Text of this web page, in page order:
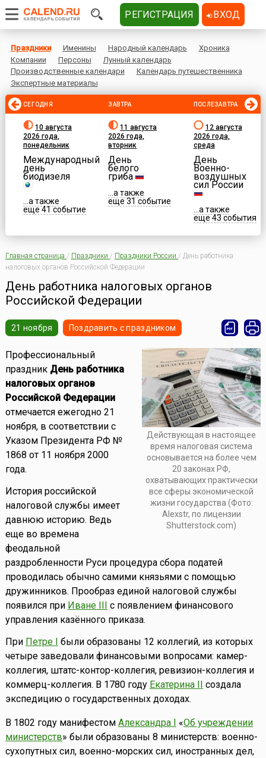
Праздники Именины Народный календарь
Хроника
Компании
Персоны
Лунный календарь
Производственные календари
Календарь путешественника
Экспертные материалы
СЕГОДНЯ
10 августа
2026 года,
понедельник
Международный
день
биодизеля
...а также
еще 41 событие
ЗАВТРА
11 августа
2026 года,
вторник
День
белого
гриба
...а также
еще 31 событие
ПОСЛЕЗАВТРА
12 августа
2026 года,
среда
День
Военно-
воздушных
сил России
...а также
еще 43 события
Главная страница / Праздники / Праздники России / День работника
налоговых органов Российской Федерации
День работника налоговых органов
Российской Федерации
21 ноября Поздравить с праздником
Действующая в настоящее
время налоговая система
основывается на более чем
20 законах РФ,
охватывающих практически
все сферы экономической
жизни государства (Фото:
Alexstr, по лицензии
Shutterstock.com)
Профессиональный
праздник День работника
налоговых органов
Российской Федерации
отмечается ежегодно 21
ноября, в соответствии с
Указом Президента РФ №
1868 от 11 ноября 2000
года.
История российской
налоговой службы имеет
давнюю историю. Ведь
еще во времена
феодальной
раздробленности Руси процедура сбора податей
проводилась обычно самими князьями с помощью
дружинников. Прообраз единой налоговой службы
появился при Иване III
с появлением финансового
управления казённого приказа.
При Петре I
были образованы 12 коллегий, из которых
четыре заведовали финансовыми вопросами: камер-
коллегия, штатс-контор-коллегия, ревизион-коллегия и
коммерц-коллегия. В 1780 году Екатерина II
создала
экспедицию о государственных доходах.
В 1802 году манифестом Александра I «Об учреждении
министерств» были образованы 8 министерств: военно-
сухопутных сил, военно-морских сил, иностранных дел,
РЕГИСТРАЦИЯ ВХОД